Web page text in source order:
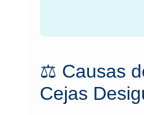
⚖️ Causas
Cejas